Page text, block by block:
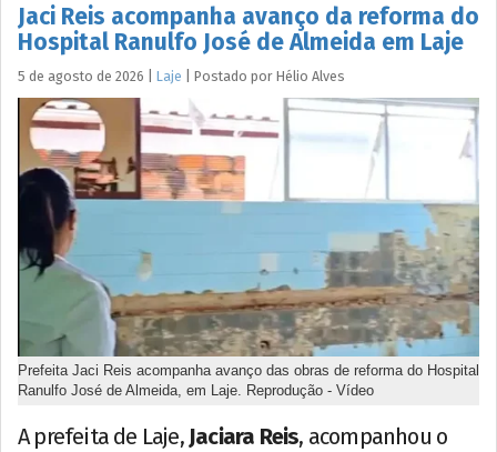
Jaci Reis acompanha avanço da reforma do
Hospital Ranulfo José de Almeida em Laje
5 de agosto de 2026 Laje Postado por Hélio Alves
Prefeita Jaci Reis acompanha avanço das obras de reforma do Hospital
Ranulfo José de Almeida, em Laje. Reprodução - Vídeo
A prefeita de Laje, Jaciara Reis, acompanhou o